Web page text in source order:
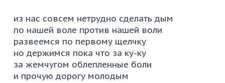
из нас совсем нетрудно сделать дым
по нашей воле против нашей воли
развеемся по первому щелчку
но держимся пока что за ку-ку
за жемчугом облепленные боли
и прочую дорогу молодым